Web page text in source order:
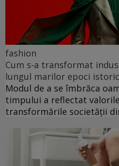
fashion
Cum s-a transformat
lungul marilor epoci
Modul de a se îmbrăca
timpului a reflectat
transformările societății